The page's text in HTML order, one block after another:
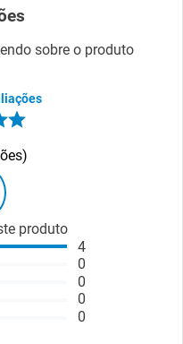
sobre o produto
produto
4
0
0
0
0